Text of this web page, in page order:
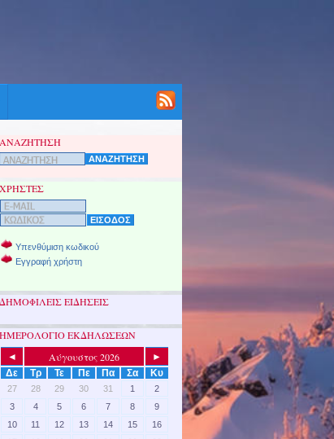
ΑΝΑΖΗΤΗΣΗ
ΧΡΗΣΤΕΣ
Υπενθύμιση κωδικού
Εγγραφή χρήστη
ΔΗΜΟΦΙΛΕΙΣ ΕΙΔΗΣΕΙΣ
ΗΜΕΡΟΛΟΓΙΟ ΕΚΔΗΛΩΣΕΩΝ
◄ Αύγουστος 2026
►
Δε
Τρ Τε Πε Πα Σα Κυ
27 28 29 30 31 1
2
3
4 5 6 7 8
9
10
11 12 13 14 15
16